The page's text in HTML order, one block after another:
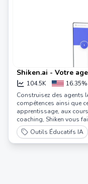
Shiken.ai - Votre
rapidement
104.5K 16.35%
Construisez des agents
compétences ainsi que
apprentissage, aux
coaching, Shiken vous
performer.
Outils Éducatifs IA